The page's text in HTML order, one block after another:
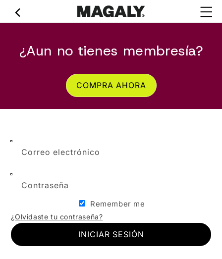
directamente
al contenido
¿Aun no tienes membresía?
COMPRA AHORA
Correo electrónico
Contraseña
Remember me
¿Olvidaste tu contraseña?
INICIAR SESIÓN